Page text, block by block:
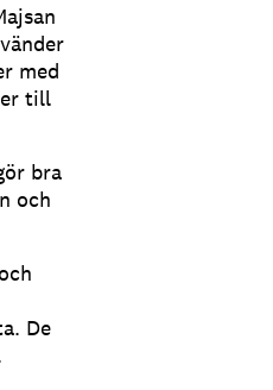
med
till
bra
och
De